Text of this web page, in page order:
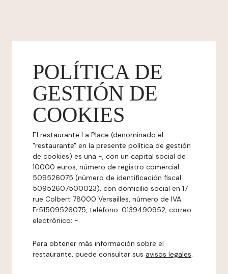
POLÍTICA DE
GESTIÓN DE
COOKIES
El restaurante La Place (denominado el
"restaurante" en la presente política de gestión
de cookies) es una -, con un capital social de
10000 euros, número de registro comercial:
509526075 (número de identificación fiscal
50952607500023), con domicilio social en 17
rue Colbert 78000 Versailles, número de IVA:
Fr51509526075, teléfono: 0139490952, correo
electrónico: -.
Para obtener más información sobre el
restaurante, puede consultar sus avisos legales.